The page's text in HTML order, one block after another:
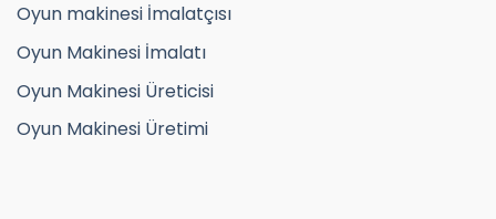
Oyun makinesi İmalatçısı
Oyun Makinesi İmalatı
Oyun Makinesi Üreticisi
Oyun Makinesi Üretimi